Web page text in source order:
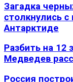
Загадка
столкнулись
Антарктиде
Разбить на 12
Медведев
Россия